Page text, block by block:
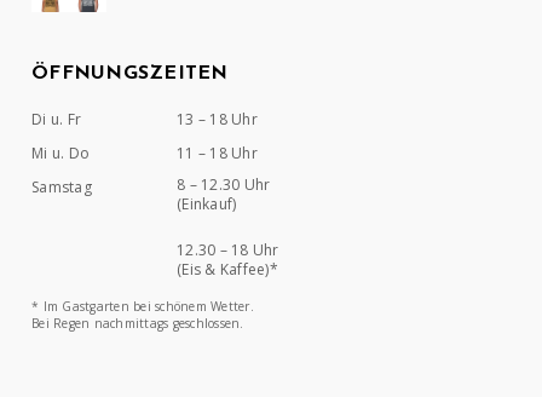
ÖFFNUNGSZEITEN
Di u. Fr
13 – 18 Uhr
Mi u. Do
11 – 18 Uhr
Samstag
8 – 12.30 Uhr
(Einkauf)
12.30 – 18 Uhr
(Eis & Kaffee)*
* Im Gastgarten bei schönem Wetter.
Bei Regen nachmittags geschlossen.